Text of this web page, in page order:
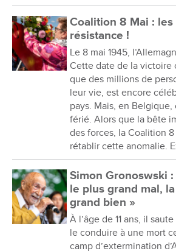
Coalition 8 Mai :
résistance !
Le 8 mai 1945,
Cette date de la victoire
que des millions de
leur vie, est encore
pays. Mais, en Belgique,
férié. Alors que la bête
des forces, la Coalition
rétablir cette anomalie.
Simon Gronoswski
le plus grand mal,
grand bien »
À l’âge de 11 ans, il
le conduire à une mort
camp d’extermination